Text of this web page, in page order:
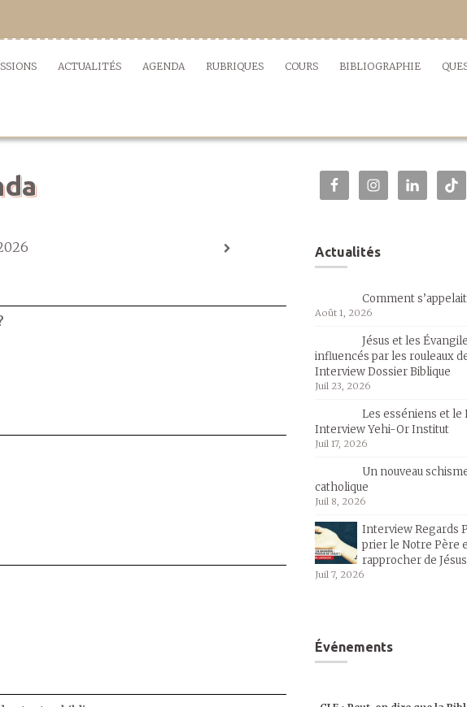
ACTUALITÉS AGENDA RUBRIQUES COURS BIBLIOGRAPHIE
Actualités
Comment
Août 1, 2026
Jésus et les
influencés par les rouleaux
Interview Dossier Biblique
Juil 23, 2026
Les esséniens et le
Interview Yehi-Or Institut
Juil 17, 2026
Un nouveau
catholique
Juil 8, 2026
Interview Regards
prier le Notre Père
rapprocher de
Juil 7, 2026
Événements